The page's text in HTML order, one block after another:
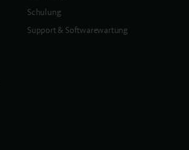
Schulung
Support & Softwarewartung